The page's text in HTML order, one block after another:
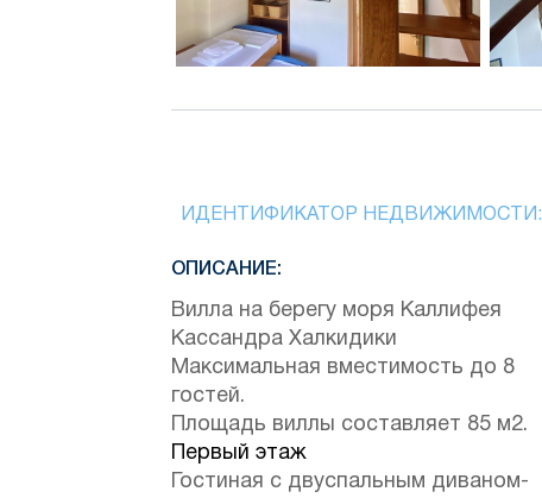
ИДЕНТИФИКАТОР НЕДВИЖИМОСТИ:
ОПИСАНИЕ:
Вилла на берегу моря Каллифея
Кассандра Халкидики
Максимальная вместимость до 8
гостей.
Площадь виллы составляет 85 м2.
Первый этаж
Гостиная с двуспальным диваном-